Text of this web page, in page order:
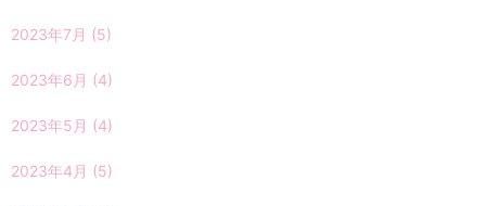
2023年7月 (5)
2023年6月 (4)
2023年5月 (4)
2023年4月 (5)